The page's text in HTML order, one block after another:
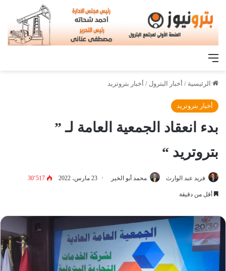
القائمة
الرئيسية / أخبار البترول / أخبار بتروتريد
أخبار بتروتريد
بدء انعقاد الجمعية العامة لـ ”
بتروتريد “
فريد عبد الوارث محمد أبو الخير 23 مارس، 2022 30٬517
أقل من دقيقة